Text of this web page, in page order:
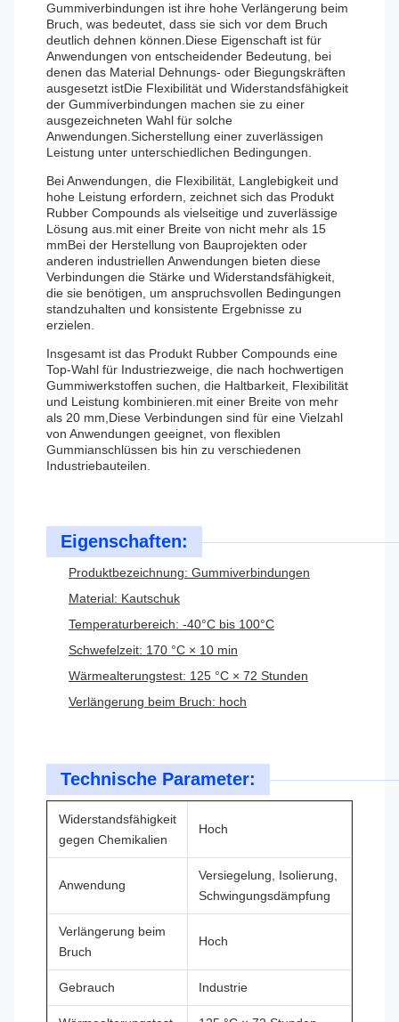
Gummiverbindungen ist ihre hohe Verlängerung beim
Bruch, was bedeutet, dass sie sich vor dem Bruch
deutlich dehnen können.Diese Eigenschaft ist für
Anwendungen von entscheidender Bedeutung, bei
denen das Material Dehnungs- oder Biegungskräften
ausgesetzt istDie Flexibilität und Widerstandsfähigkeit
der Gummiverbindungen machen sie zu einer
ausgezeichneten Wahl für solche
Anwendungen.Sicherstellung einer zuverlässigen
Leistung unter unterschiedlichen Bedingungen.
Bei Anwendungen, die Flexibilität, Langlebigkeit und
hohe Leistung erfordern, zeichnet sich das Produkt
Rubber Compounds als vielseitige und zuverlässige
Lösung aus.mit einer Breite von nicht mehr als 15
mmBei der Herstellung von Bauprojekten oder
anderen industriellen Anwendungen bieten diese
Verbindungen die Stärke und Widerstandsfähigkeit,
die sie benötigen, um anspruchsvollen Bedingungen
standzuhalten und konsistente Ergebnisse zu
erzielen.
Insgesamt ist das Produkt Rubber Compounds eine
Top-Wahl für Industriezweige, die nach hochwertigen
Gummiwerkstoffen suchen, die Haltbarkeit, Flexibilität
und Leistung kombinieren.mit einer Breite von mehr
als 20 mm,Diese Verbindungen sind für eine Vielzahl
von Anwendungen geeignet, von flexiblen
Gummianschlüssen bis hin zu verschiedenen
Industriebauteilen.
Eigenschaften:
Produktbezeichnung: Gummiverbindungen
Material: Kautschuk
Temperaturbereich: -40°C bis 100°C
Schwefelzeit: 170 °C × 10 min
Wärmealterungstest: 125 °C × 72 Stunden
Verlängerung beim Bruch: hoch
Technische Parameter:
Widerstandsfähigkeit
gegen Chemikalien
Hoch
Anwendung
Versiegelung, Isolierung,
Schwingungsdämpfung
Verlängerung beim
Bruch
Hoch
Gebrauch Industrie